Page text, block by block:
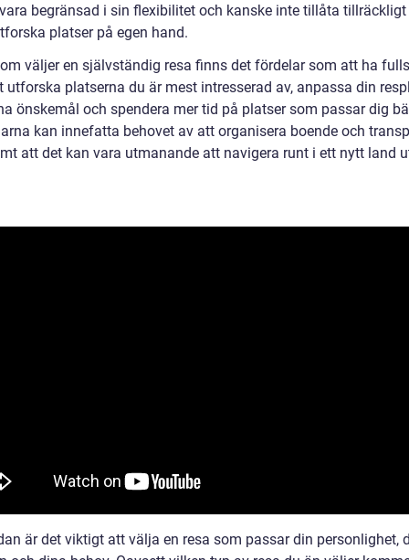
begränsad i sin flexibilitet och kanske inte tillåta
platser på egen hand.
väljer en självständig resa finns det fördelar som att ha
utforska platserna du är mest intresserad av, anpassa din
önskemål och spendera mer tid på platser som passar dig
kan innefatta behovet av att organisera boende och
att det kan vara utmanande att navigera runt i ett nytt land
är det viktigt att välja en resa som passar din personlighet,